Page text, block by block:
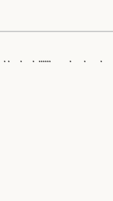
* * * * ****** * * *